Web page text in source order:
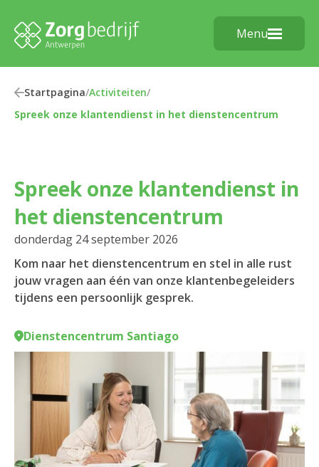
Menu
Startpagina/Activiteiten/
Spreek onze klantendienst in het dienstencentrum
Spreek onze klantendienst in
het dienstencentrum
donderdag 24 september 2026
Kom naar het dienstencentrum en stel in alle rust
jouw vragen aan één van onze klantenbegeleiders
tijdens een persoonlijk gesprek.
Dienstencentrum Santiago